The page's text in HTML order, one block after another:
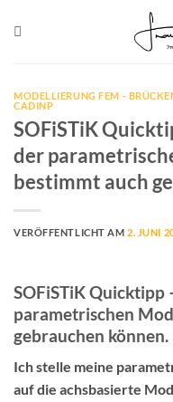
Inhalt
MODELLIERUNG FEM -
CADINP
SOFiSTiK
der
bestimmt auch
VERÖFFENTLICHT AM2. JUNI
SOFiSTiK Quicktipp
parametrischen
gebrauchen können.
Ich stelle meine
auf die achsbasierte